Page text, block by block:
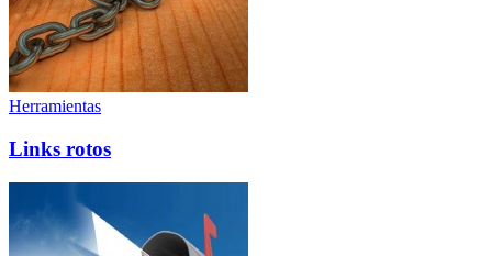
Herramientas
Links rotos